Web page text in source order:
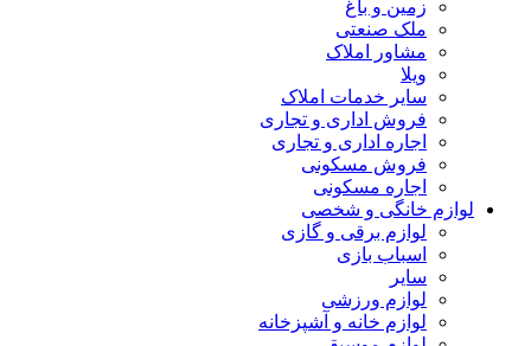
زمین و باغ
ملک صنعتی
مشاور املاک
ویلا
سایر خدمات املاک
فروش اداری و تجاری
اجاره اداری و تجاری
فروش مسکونی
اجاره مسکونی
لوازم خانگی و شخصی
لوازم برقی و گازی
اسباب بازی
سایر
لوازم ورزشی
لوازم خانه و آشپزخانه